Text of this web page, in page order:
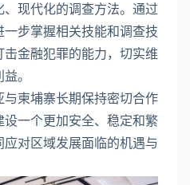
现代化的调查方法。通过
步掌握相关技能和调查技
金融犯罪的能力，切实维
。
柬埔寨长期保持密切合作
一个更加安全、稳定和繁
对区域发展面临的机遇与